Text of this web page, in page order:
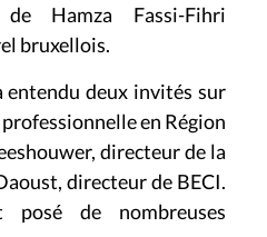
Hamza Fassi-Fihri
bruxellois.
entendu deux invités sur
en Région
directeur de la
directeur de BECI.
de nombreuses